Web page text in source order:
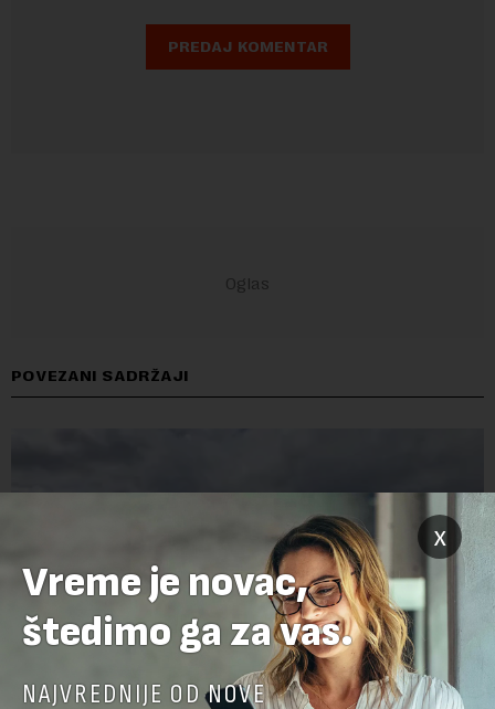
POVEZANI SADRŽAJI
x
Vreme je novac,
štedimo ga za vas.
NAJVREDNIJE OD NOVE